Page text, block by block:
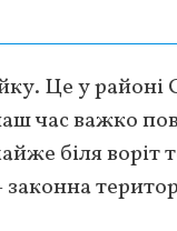
Це у районі
час важко
біля